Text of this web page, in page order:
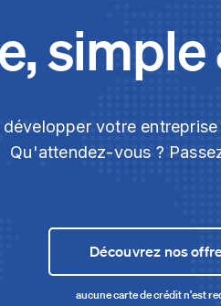
développer votre
Qu'attendez-vous ?
Découvrez nos
aucune carte de crédit n'est